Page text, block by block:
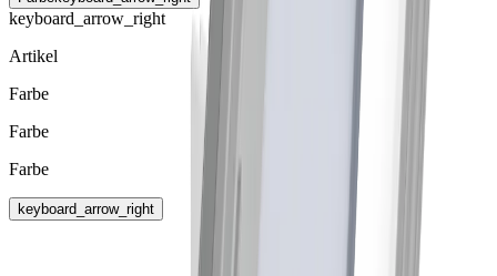
keyboard_arrow_right
Artikel
Farbe
Farbe
Farbe
keyboard_arrow_right